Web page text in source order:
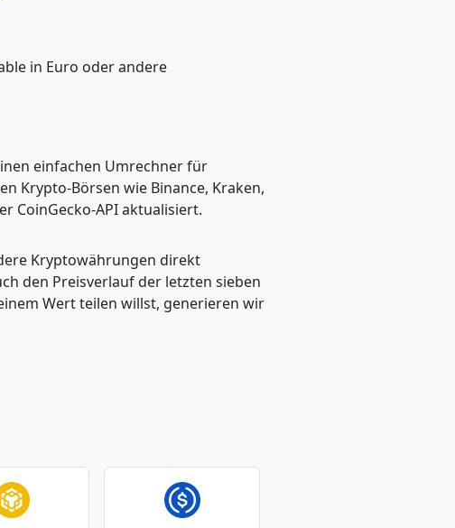
in Euro oder andere
einfachen Umrechner für
Krypto-Börsen wie Binance, Kraken,
CoinGecko-API aktualisiert.
Kryptowährungen direkt
den Preisverlauf der letzten sieben
Wert teilen willst, generieren wir